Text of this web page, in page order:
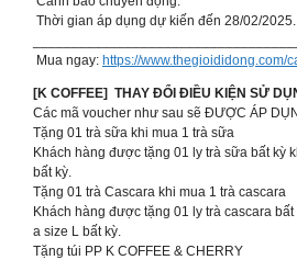
Thời gian áp dụng dự kiến đến 28/02/2025.
Mua ngay: https://www.thegioididong.com/
[K COFFEE] THAY ĐỔI ĐIỀU KIỆN SỬ
Các mã voucher như sau sẽ ĐƯỢC ÁP
Tặng 01 trà sữa khi mua 1 trà sữa
Khách hàng được tặng 01 ly trà sữa bất kỳ
bất kỳ.
Tặng 01 trà Cascara khi mua 1 trà cascara
Khách hàng được tặng 01 ly trà cascara
a size L bất kỳ.
Tặng túi PP K COFFEE & CHERRY